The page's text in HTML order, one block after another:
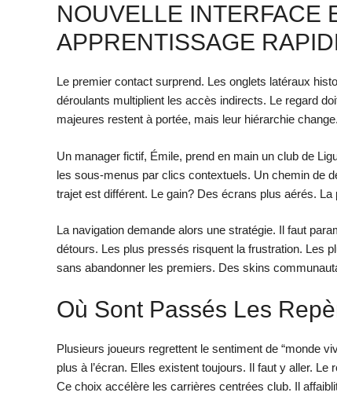
NOUVELLE INTERFACE
APPRENTISSAGE
Le premier contact surprend. Les onglets latéraux
déroulants multiplient les accès indirects. Le regard
majeures restent à portée, mais leur hiérarchie change.
Un manager fictif, Émile, prend en main un club de
les sous-menus par clics contextuels. Un chemin de
trajet est différent. Le gain? Des écrans plus aérés.
La navigation demande alors une stratégie. Il faut
détours. Les plus pressés risquent la frustration. Les
sans abandonner les premiers. Des skins
Où Sont Passés Les
Plusieurs joueurs regrettent le sentiment de “monde
plus à l’écran. Elles existent toujours. Il faut y aller. Le
Ce choix accélère les carrières centrées club. Il